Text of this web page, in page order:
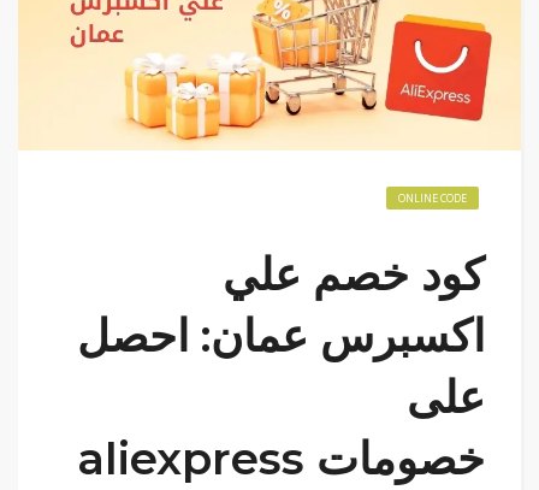
ONLINE CODE
كود خصم علي
اكسبرس عمان: احصل
على
خصومات aliexpress